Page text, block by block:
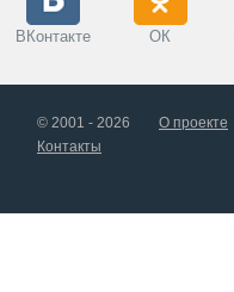
ВКонтакте ОК
© 2001 - 2026 О проекте
Контакты